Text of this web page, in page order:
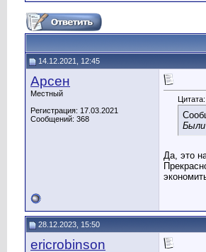
14.12.2021, 12:45
Арсен
Местный
Регистрация: 17.03.2021
Сообщений: 368
Цитата:
Были
Да, это
28.12.2023, 15:50
ericrobinson